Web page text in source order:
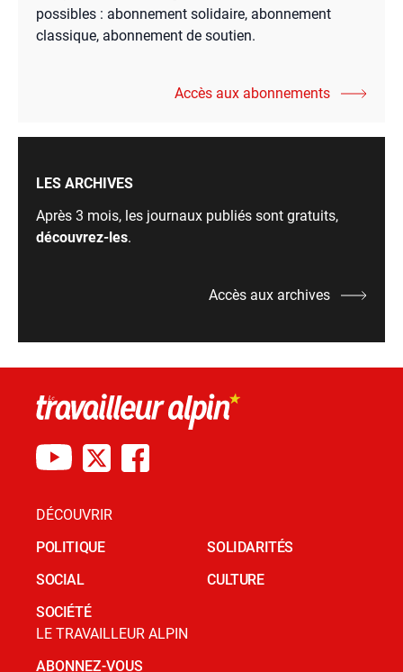
possibles : abonnement solidaire, abonnement
classique, abonnement de soutien.
Accès aux abonnements
LES ARCHIVES
Après 3 mois, les journaux publiés sont gratuits,
découvrez-les.
Accès aux archives
DÉCOUVRIR
POLITIQUE
SOCIAL
SOCIÉTÉ
SOLIDARITÉS
CULTURE
LE TRAVAILLEUR ALPIN
ABONNEZ-VOUS